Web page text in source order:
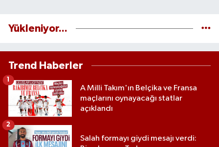
Yükleniyor...
Trend Haberler
A Milli Takım'ın Belçika ve Fransa
maçlarını oynayacağı statlar
açıklandı
Salah formayı giydi mesajı verdi:
2